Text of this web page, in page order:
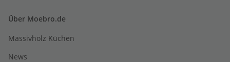
Über Moebro.de
Massivholz Küchen
News